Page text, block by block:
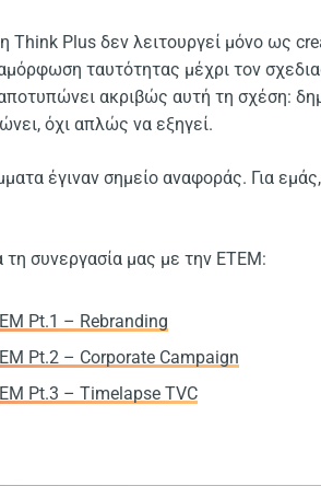
Think Plus δεν λειτουργεί μόνο ως
ταυτότητας μέχρι τον
ακριβώς αυτή τη σχέση:
όχι απλώς να εξηγεί.
έγιναν σημείο αναφοράς. Για
τη συνεργασία μας με την ΕΤΕΜ:
Pt.1 – Rebranding
Pt.2 – Corporate Campaign
Pt.3 – Timelapse TVC